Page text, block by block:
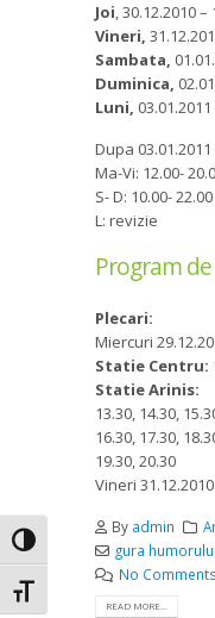
Toggle High Contrast
Toggle Font size
Joi, 30.12.2010 –
Vineri,
Sambata,
Duminica,
Luni,
Dupa
Ma-Vi: 12.00-
S- D: 10.00- 22.00
L: revizie
Program
Plecari:
Miercuri
Statie Centru:
Statie Arinis:
13.30, 14.30,
16.30, 17.30,
19.30, 20.30
Vineri
By admin
gura humorului
No Comments
READ MORE...